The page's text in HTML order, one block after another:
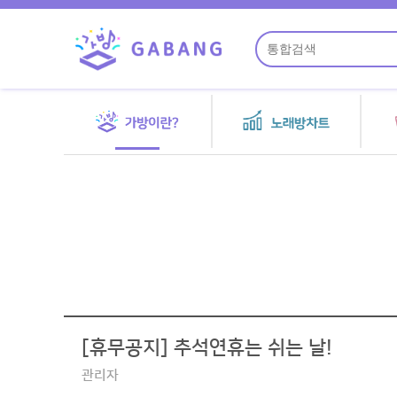
[휴무공지] 추석연휴는 쉬는 날!
관리자